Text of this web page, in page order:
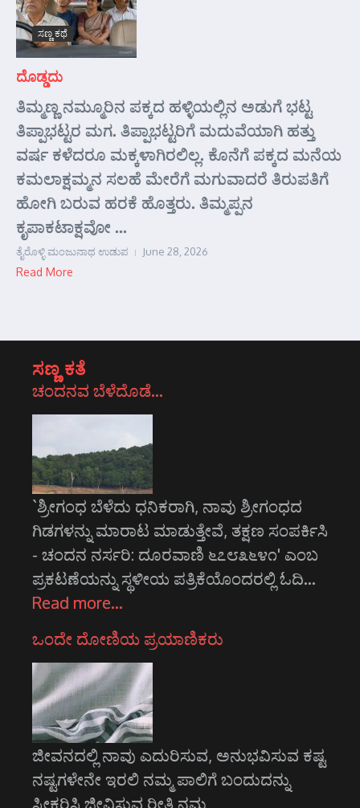
ಸಣ್ಣ ಕಥೆ
ದೊಡ್ಡದು
ತಿಮ್ಮಣ್ಣ ನಮ್ಮೂರಿನ ಪಕ್ಕದ ಹಳ್ಳಿಯಲ್ಲಿನ ಅಡುಗೆ ಭಟ್ಟ
ತಿಪ್ಪಾಭಟ್ಟರ ಮಗ. ತಿಪ್ಪಾಭಟ್ಟರಿಗೆ ಮದುವೆಯಾಗಿ ಹತ್ತು
ವರ್ಷ ಕಳೆದರೂ ಮಕ್ಕಳಾಗಿರಲಿಲ್ಲ. ಕೊನೆಗೆ ಪಕ್ಕದ ಮನೆಯ
ಕಮಲಾಕ್ಷಮ್ಮನ ಸಲಹೆ ಮೇರೆಗೆ ಮಗುವಾದರೆ ತಿರುಪತಿಗೆ
ಹೋಗಿ ಬರುವ ಹರಕೆ ಹೊತ್ತರು. ತಿಮ್ಮಪ್ಪನ
ಕೃಪಾಕಟಾಕ್ಷವೋ ...
ತೈರೊಳ್ಳಿ ಮಂಜುನಾಥ ಉಡುಪ June 28, 2026
Read More
ಸಣ್ಣ ಕತೆ
ಚಂದನವ ಬೆಳೆದೊಡೆ…
`ಶ್ರೀಗಂಧ ಬೆಳೆದು ಧನಿಕರಾಗಿ, ನಾವು ಶ್ರೀಗಂಧದ
ಗಿಡಗಳನ್ನು ಮಾರಾಟ ಮಾಡುತ್ತೇವೆ, ತಕ್ಷಣ ಸಂಪರ್ಕಿಸಿ
- ಚಂದನ ನರ್ಸರಿ: ದೂರವಾಣಿ ೬೭೮೩೬೪೧' ಎಂಬ
ಪ್ರಕಟಣೆಯನ್ನು ಸ್ಥಳೀಯ ಪತ್ರಿಕೆಯೊಂದರಲ್ಲಿ ಓದಿ…
Read more…
ಒಂದೇ ದೋಣಿಯ ಪ್ರಯಾಣಿಕರು
ಜೀವನದಲ್ಲಿ ನಾವು ಎದುರಿಸುವ, ಅನುಭವಿಸುವ ಕಷ್ಟ
ನಷ್ಟಗಳೇನೇ ಇರಲಿ ನಮ್ಮ ಪಾಲಿಗೆ ಬಂದುದನ್ನು
ಸ್ವೀಕರಿಸಿ ಜೀವಿಸುವ ರೀತಿ ನಮ್ಮ